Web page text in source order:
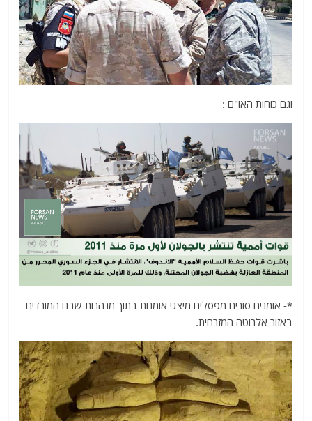
וגם כוחות האו"ם :
*- אומנים סורים מפסלים מיצגי אומנות בתוך מנהרות שבנו המורדים
באזור אלרוטה המזרחית.